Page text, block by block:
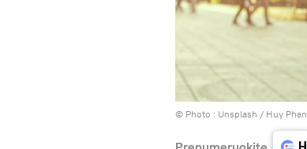
© Photo : Unsplash / Huy Phan